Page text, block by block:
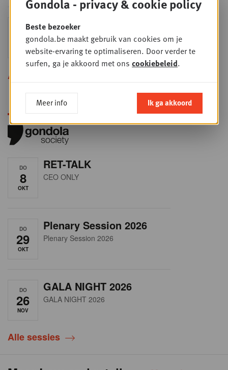
24
Sales & nego Summit
2026
Sales & Nego summit 2026
Alle opleidingen
DO
8
OKT
RET-TALK
CEO ONLY
DO
29
OKT
Plenary Session 2026
Plenary Session 2026
DO
26
NOV
GALA NIGHT 2026
GALA NIGHT 2026
Alle sessies
Gondola - privacy & cookie policy
Beste bezoeker
gondola.be maakt gebruik van cookies om je
website-ervaring te optimaliseren. Door verder te
surfen, ga je akkoord met ons cookiebeleid.
Meer info Ik ga akkoord